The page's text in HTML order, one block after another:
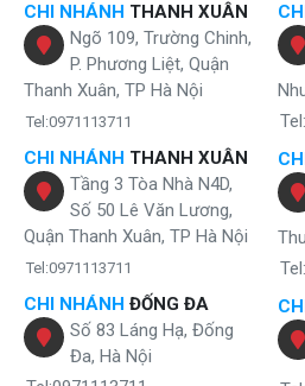
CHI NHÁNH THANH XUÂN
Ngõ 109, Trường Chinh,
P. Phương Liệt, Quận
Thanh Xuân, TP Hà Nội
Tel:0971113711
CHI NHÁNH THANH XUÂN
Tầng 3 Tòa Nhà N4D,
Số 50 Lê Văn Lương,
Quận Thanh Xuân, TP Hà Nội
Tel:0971113711
CHI NHÁNH ĐỐNG ĐA
Số 83 Láng Hạ, Đống
Đa, Hà Nội